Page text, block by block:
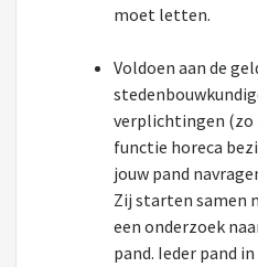
moet letten.
Voldoen aan de
verplichtingen (zo
functie horeca
jouw pand
Zij starten samen
een onderzoek
pand. Ieder pand